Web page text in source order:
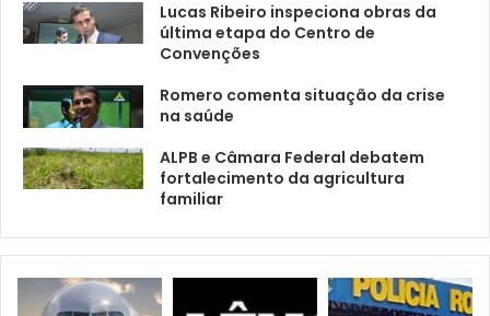
Lucas Ribeiro inspeciona obras da
última etapa do Centro de
Convenções
Romero comenta situação da crise
na saúde
ALPB e Câmara Federal debatem
fortalecimento da agricultura
familiar